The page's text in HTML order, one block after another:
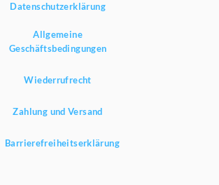
Datenschutzerklärung
Allgemeine
Geschäftsbedingungen
Wiederrufrecht
Zahlung und Versand
Barrierefreiheitserklärung